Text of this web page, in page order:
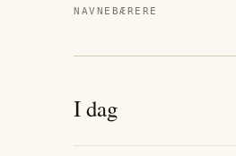
NAVNEBÆRERE
I dag